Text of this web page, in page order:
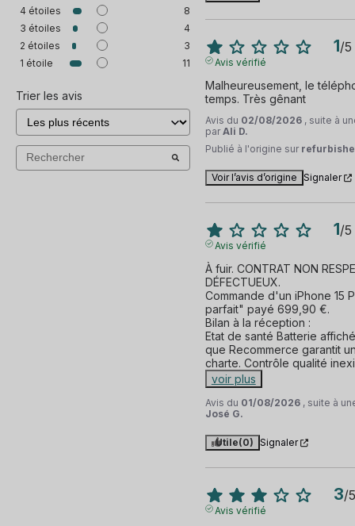
4 étoiles
8
3 étoiles
4
2 étoiles
3
1 étoile 11
Trier les avis
1/5
Avis vérifié
Malheureusement, le
temps. Très gênant
Avis du 02/08/2026 , suite à
par Ali D.
Publié à l'origine sur
Voir l’avis d’origine Signaler
1/5
Avis vérifié
À fuir. CONTRAT NON
DÉFECTUEUX.
Commande d'un iPhone 15
parfait" payé 699,90 €.
Bilan à la réception :
Etat de santé Batterie
que Recommerce garantit
charte. Contrôle qualité
voir plus
Avis du 01/08/2026 , suite à
José G.
Utile(0) Signaler
3/5
Avis vérifié